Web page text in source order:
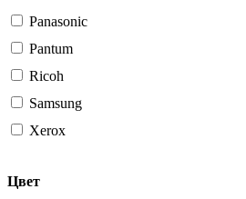
Panasonic
Pantum
Ricoh
Samsung
Xerox
Цвет